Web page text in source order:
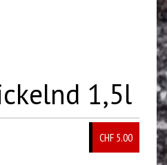
1,5l
CHF 5.00